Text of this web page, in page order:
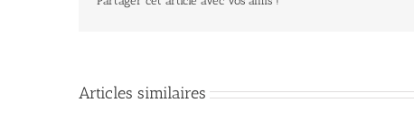
Articles similaires